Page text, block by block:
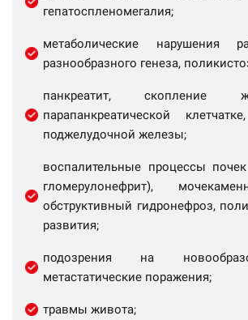
гепатоспленомегалия;
метаболические нарушения
разнообразного генеза,
панкреатит, скопление
парапанкреатической
поджелудочной железы;
воспалительные процессы
гломерулонефрит),
обструктивный гидронефроз,
развития;
подозрения на
метастатические поражения;
травмы живота;